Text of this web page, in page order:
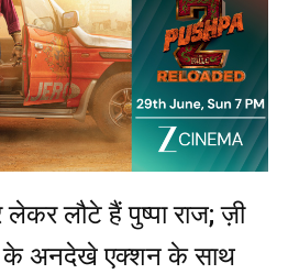
लौटे हैं पुष्पा राज; ज़ी
के अनदेखे एक्शन के साथ